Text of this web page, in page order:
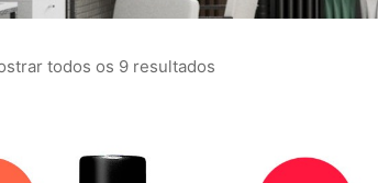
todos os 9 resultados